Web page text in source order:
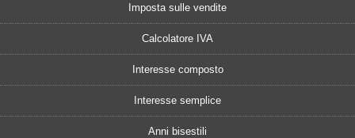
Imposta sulle vendite
Calcolatore IVA
Interesse composto
Interesse semplice
Anni bisestili